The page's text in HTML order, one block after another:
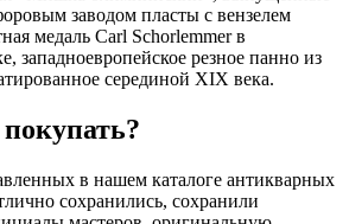
заводом пласты с вензелем
медаль Carl Schorlemmer в
западноевропейское резное панно из
серединой XIX века.
в нашем каталоге антикварных
сохранились, сохранили